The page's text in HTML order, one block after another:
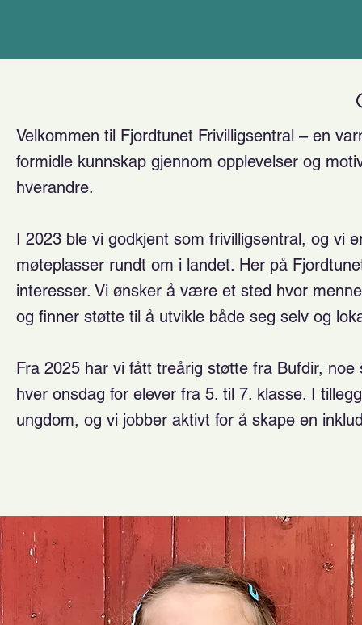
Velkommen til Fjordtunet Frivilligsentral – en
formidle kunnskap gjennom opplevelser og
hverandre.
I 2023 ble vi godkjent som frivilligsentral, og vi
møteplasser rundt om i landet. Her på
interesser. Vi ønsker å være et sted hvor
og finner støtte til å utvikle både seg selv og
Fra 2025 har vi fått treårig støtte fra Bufdir,
hver onsdag for elever fra 5. til 7. klasse. I
ungdom, og vi jobber aktivt for å skape en